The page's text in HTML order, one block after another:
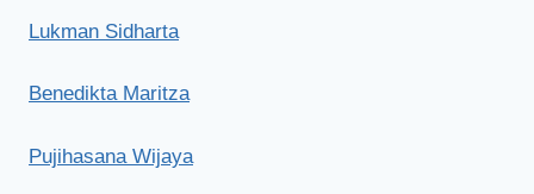
Lukman Sidharta
Benedikta Maritza
Pujihasana Wijaya